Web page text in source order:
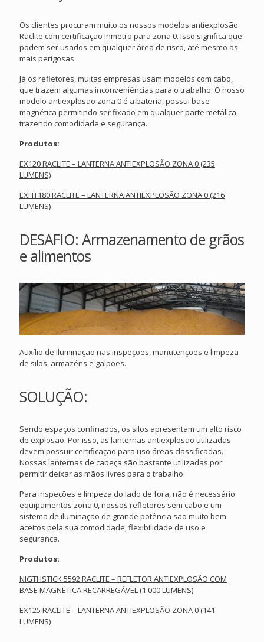
Os clientes procuram muito os nossos modelos antiexplosão
Raclite com certificação Inmetro para zona 0. Isso significa que
podem ser usados em qualquer área de risco, até mesmo as
mais perigosas.
Já os refletores, muitas empresas usam modelos com cabo,
que trazem algumas inconveniências para o trabalho. O nosso
modelo antiexplosão zona 0 é a bateria, possui base
magnética permitindo ser fixado em qualquer parte metálica,
trazendo comodidade e segurança.
Produtos:
EX120 RACLITE – LANTERNA ANTIEXPLOSÃO ZONA 0 (235
LUMENS)
EXHT180 RACLITE – LANTERNA ANTIEXPLOSÃO ZONA 0 (216
LUMENS)
DESAFIO: Armazenamento de grãos
e alimentos
Auxílio de iluminação nas inspeções, manutenções e limpeza
de silos, armazéns e galpões.
SOLUÇÃO:
Sendo espaços confinados, os silos apresentam um alto risco
de explosão. Por isso, as lanternas antiexplosão utilizadas
devem possuir certificação para uso áreas classificadas.
Nossas lanternas de cabeça são bastante utilizadas por
permitir deixar as mãos livres para o trabalho.
Para inspeções e limpeza do lado de fora, não é necessário
equipamentos zona 0, nossos refletores sem cabo e um
sistema de iluminação de grande potência são muito bem
aceitos pela sua comodidade, flexibilidade de uso e
segurança.
Produtos:
NIGTHSTICK 5592 RACLITE – REFLETOR ANTIEXPLOSÃO COM
BASE MAGNÉTICA RECARREGÁVEL (1.000 LUMENS)
EX125 RACLITE – LANTERNA ANTIEXPLOSÃO ZONA 0 (141
LUMENS)